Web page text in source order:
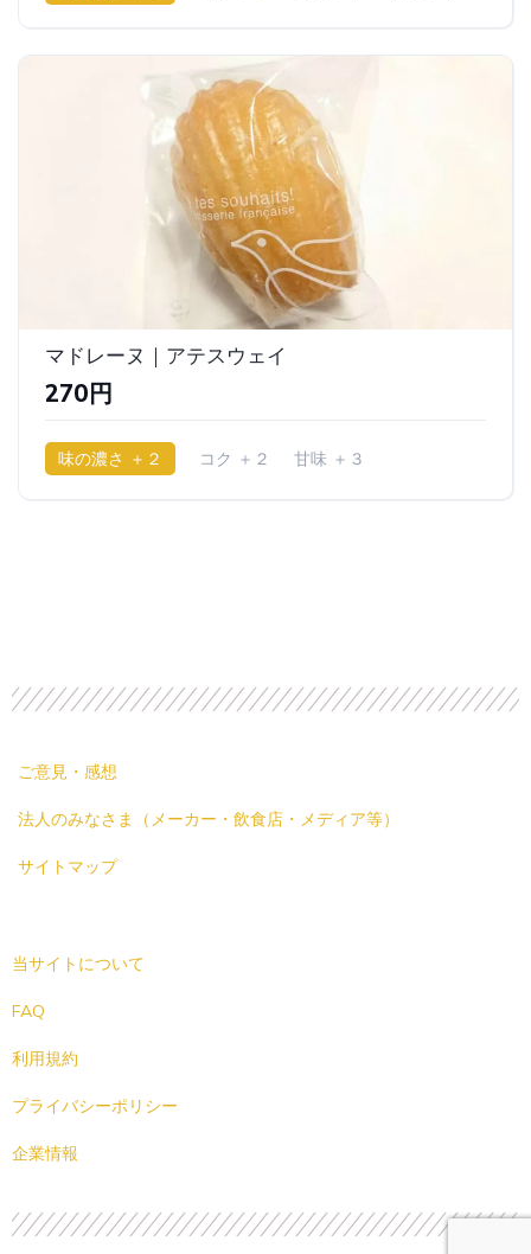
マドレーヌ｜アテスウェイ
270円
味の濃さ ＋２ コク ＋２
甘味 ＋３
ご意見・感想
法人のみなさま（メーカー・飲食店・メディア等）
サイトマップ
当サイトについて
FAQ
利用規約
プライバシーポリシー
企業情報